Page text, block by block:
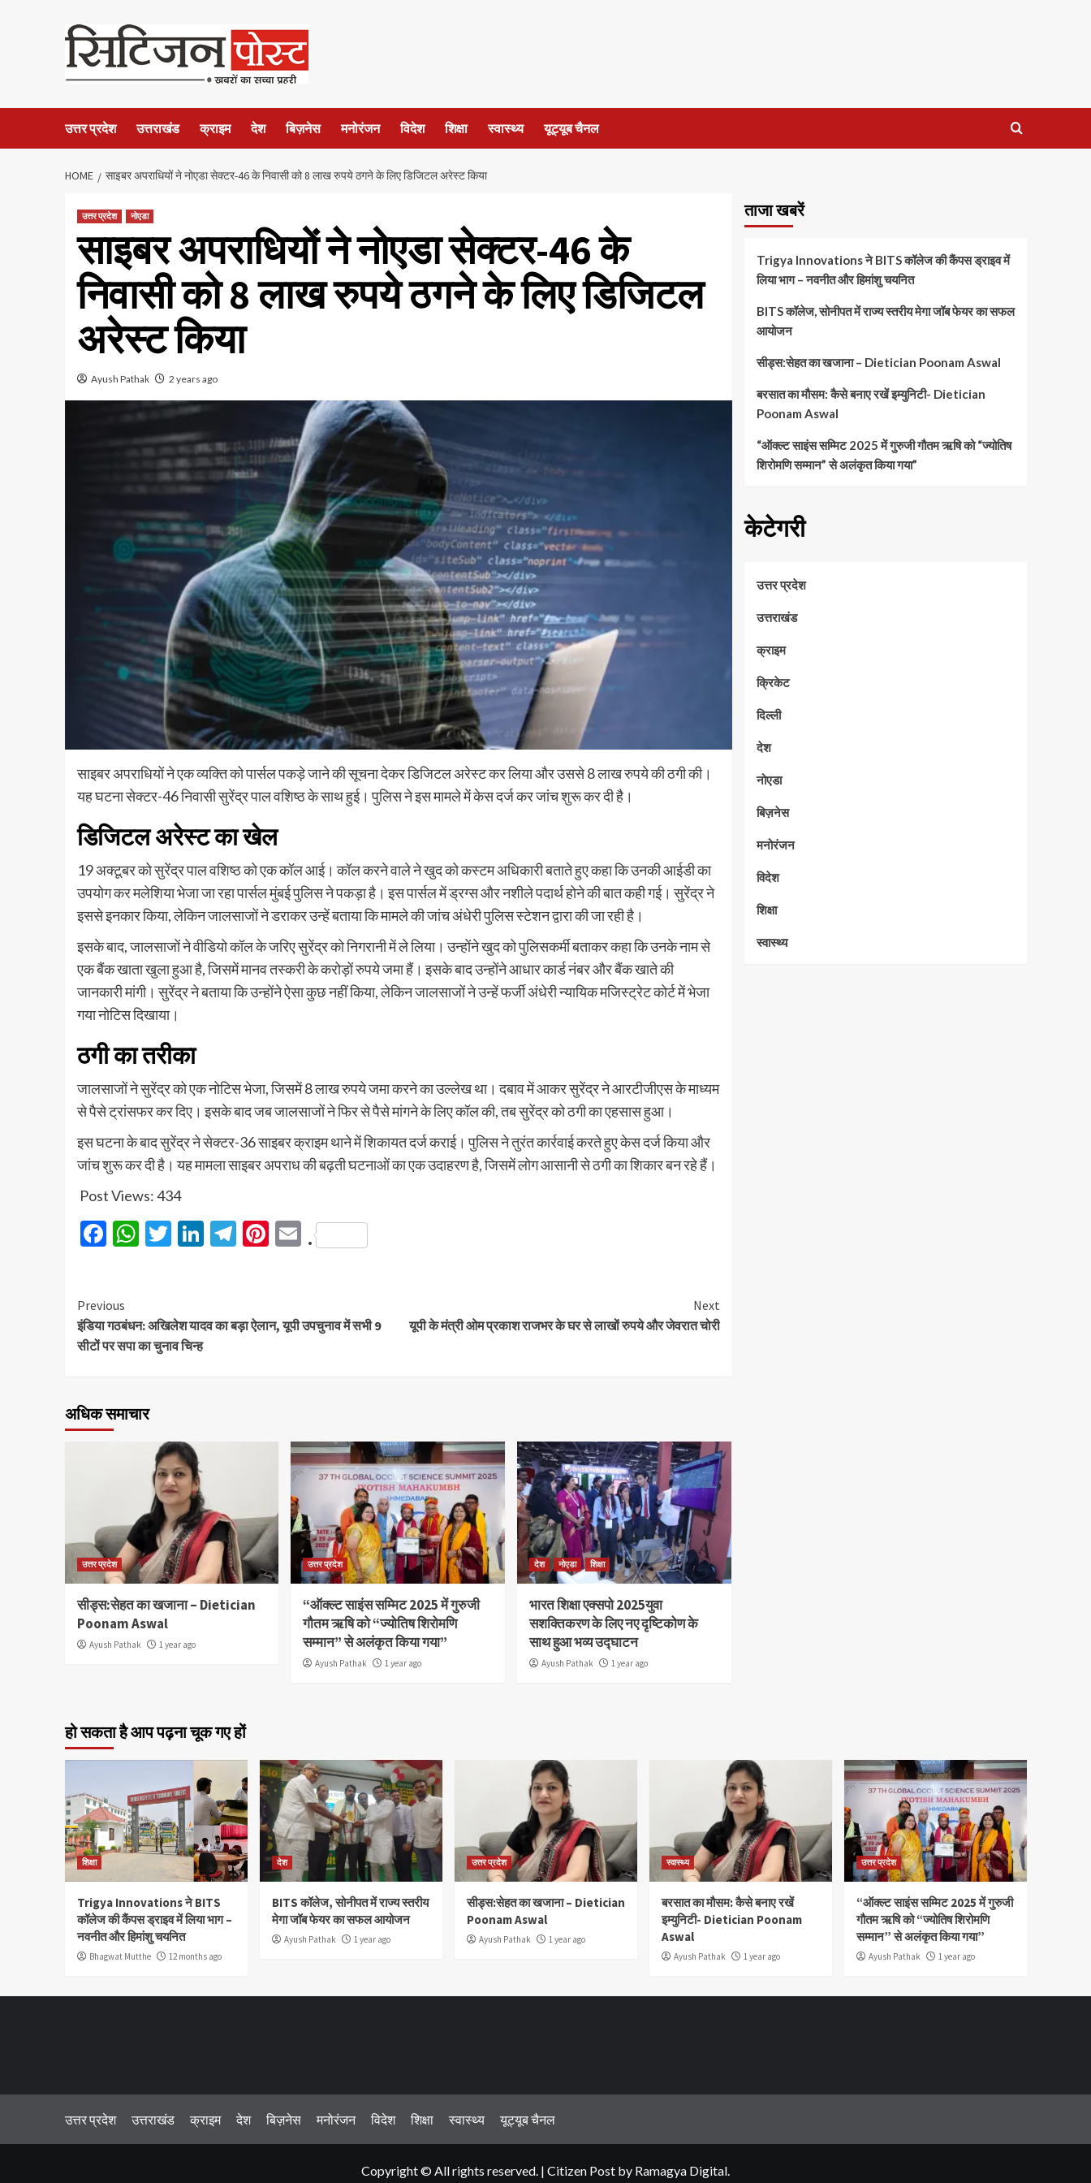
उत्तर प्रदेश उत्तराखंड क्राइम देश बिज़नेस मनोरंजन विदेश शिक्षा स्वास्थ्य यूट्यूब चैनल
HOME साइबर अपराधियों ने नोएडा सेक्टर-46 के निवासी को 8 लाख रुपये ठगने के लिए डिजिटल अरेस्ट किया
उत्तर प्रदेश नोएडा
साइबर अपराधियों ने नोएडा सेक्टर-46 के
निवासी को 8 लाख रुपये ठगने के लिए डिजिटल
अरेस्ट किया
Ayush Pathak 2 years ago
साइबर अपराधियों ने एक व्यक्ति को पार्सल पकड़े जाने की सूचना देकर डिजिटल अरेस्ट कर लिया और उससे 8 लाख रुपये की ठगी की।
यह घटना सेक्टर-46 निवासी सुरेंद्र पाल वशिष्ठ के साथ हुई। पुलिस ने इस मामले में केस दर्ज कर जांच शुरू कर दी है।
डिजिटल अरेस्ट का खेल
19 अक्टूबर को सुरेंद्र पाल वशिष्ठ को एक कॉल आई। कॉल करने वाले ने खुद को कस्टम अधिकारी बताते हुए कहा कि उनकी आईडी का
उपयोग कर मलेशिया भेजा जा रहा पार्सल मुंबई पुलिस ने पकड़ा है। इस पार्सल में ड्रग्स और नशीले पदार्थ होने की बात कही गई। सुरेंद्र ने
इससे इनकार किया, लेकिन जालसाजों ने डराकर उन्हें बताया कि मामले की जांच अंधेरी पुलिस स्टेशन द्वारा की जा रही है।
इसके बाद, जालसाजों ने वीडियो कॉल के जरिए सुरेंद्र को निगरानी में ले लिया। उन्होंने खुद को पुलिसकर्मी बताकर कहा कि उनके नाम से
एक बैंक खाता खुला हुआ है, जिसमें मानव तस्करी के करोड़ों रुपये जमा हैं। इसके बाद उन्होंने आधार कार्ड नंबर और बैंक खाते की
जानकारी मांगी। सुरेंद्र ने बताया कि उन्होंने ऐसा कुछ नहीं किया, लेकिन जालसाजों ने उन्हें फर्जी अंधेरी न्यायिक मजिस्ट्रेट कोर्ट में भेजा
गया नोटिस दिखाया।
ठगी का तरीका
जालसाजों ने सुरेंद्र को एक नोटिस भेजा, जिसमें 8 लाख रुपये जमा करने का उल्लेख था। दबाव में आकर सुरेंद्र ने आरटीजीएस के माध्यम
से पैसे ट्रांसफर कर दिए। इसके बाद जब जालसाजों ने फिर से पैसे मांगने के लिए कॉल की, तब सुरेंद्र को ठगी का एहसास हुआ।
इस घटना के बाद सुरेंद्र ने सेक्टर-36 साइबर क्राइम थाने में शिकायत दर्ज कराई। पुलिस ने तुरंत कार्रवाई करते हुए केस दर्ज किया और
जांच शुरू कर दी है। यह मामला साइबर अपराध की बढ़ती घटनाओं का एक उदाहरण है, जिसमें लोग आसानी से ठगी का शिकार बन रहे हैं।
Post Views:434
Facebook
WhatsApp
Twitter
LinkedIn
Telegram
Pinterest
Email
.
Previous
इंडिया गठबंधन: अखिलेश यादव का बड़ा ऐलान, यूपी उपचुनाव में सभी 9
सीटों पर सपा का चुनाव चिन्ह
Next
यूपी के मंत्री ओम प्रकाश राजभर के घर से लाखों रुपये और जेवरात चोरी
अधिक समाचार
उत्तर प्रदेश
सीड्स:सेहत का खजाना – Dietician
Poonam Aswal
Ayush Pathak 1 year ago
उत्तर प्रदेश
“ऑक्ल्ट साइंस सम्मिट 2025 में गुरुजी
गौतम ऋषि को “ज्योतिष शिरोमणि
सम्मान” से अलंकृत किया गया”
Ayush Pathak 1 year ago
देश नोएडा शिक्षा
भारत शिक्षा एक्सपो 2025युवा
सशक्तिकरण के लिए नए दृष्टिकोण के
साथ हुआ भव्य उद्घाटन
Ayush Pathak 1 year ago
ताजा खबरें
Trigya Innovations ने BITS कॉलेज की कैंपस ड्राइव में
लिया भाग – नवनीत और हिमांशु चयनित
BITS कॉलेज, सोनीपत में राज्य स्तरीय मेगा जॉब फेयर का सफल
आयोजन
सीड्स:सेहत का खजाना – Dietician Poonam Aswal
बरसात का मौसम: कैसे बनाए रखें इम्युनिटी- Dietician
Poonam Aswal
“ऑक्ल्ट साइंस सम्मिट 2025 में गुरुजी गौतम ऋषि को “ज्योतिष
शिरोमणि सम्मान” से अलंकृत किया गया”
केटेगरी
उत्तर प्रदेश
उत्तराखंड
क्राइम
क्रिकेट
दिल्ली
देश
नोएडा
बिज़नेस
मनोरंजन
विदेश
शिक्षा
स्वास्थ्य
हो सकता है आप पढ़ना चूक गए हों
शिक्षा
Trigya Innovations ने BITS
कॉलेज की कैंपस ड्राइव में लिया भाग –
नवनीत और हिमांशु चयनित
Bhagwat Mutthe 12 months ago
देश
BITS कॉलेज, सोनीपत में राज्य स्तरीय
मेगा जॉब फेयर का सफल आयोजन
Ayush Pathak 1 year ago
उत्तर प्रदेश
सीड्स:सेहत का खजाना – Dietician
Poonam Aswal
Ayush Pathak 1 year ago
स्वास्थ्य
बरसात का मौसम: कैसे बनाए रखें
इम्युनिटी- Dietician Poonam
Aswal
Ayush Pathak 1 year ago
उत्तर प्रदेश
“ऑक्ल्ट साइंस सम्मिट 2025 में गुरुजी
गौतम ऋषि को “ज्योतिष शिरोमणि
सम्मान” से अलंकृत किया गया”
Ayush Pathak 1 year ago
उत्तर प्रदेश उत्तराखंड क्राइम देश बिज़नेस मनोरंजन विदेश शिक्षा स्वास्थ्य यूट्यूब चैनल
Copyright © All rights reserved. | Citizen Post by Ramagya Digital.